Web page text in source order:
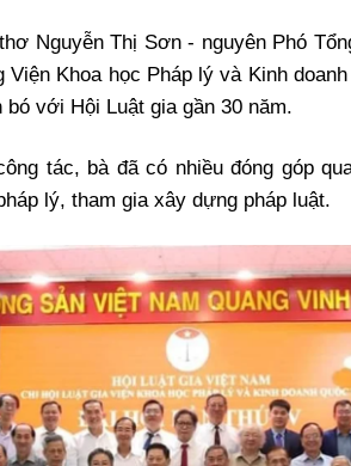
Nguyễn Thị Sơn - nguyên Phó
Khoa học Pháp lý và Kinh
với Hội Luật gia gần 30 năm.
tác, bà đã có nhiều đóng góp
lý, tham gia xây dựng pháp luật.